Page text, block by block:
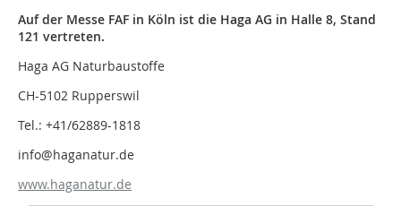
Auf der Messe FAF in Köln ist die Haga AG in Halle 8, Stand
121 vertreten.
Haga AG Naturbaustoffe
CH-5102 Rupperswil
Tel.: +41/62889-1818
info@haganatur.de
www.haganatur.de